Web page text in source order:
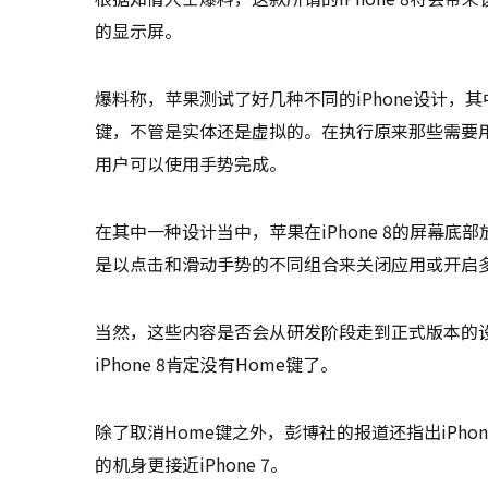
的显示屏。
爆料称，苹果测试了好几种不同的iPhone设计，
键，不管是实体还是虚拟的。在执行原来那些需
用户可以使用手势完成。
在其中一种设计当中，苹果在iPhone 8的屏幕底
是以点击和滑动手势的不同组合来关闭应用或开启
当然，这些内容是否会从研发阶段走到正式版本
iPhone 8肯定没有Home键了。
除了取消Home键之外，彭博社的报道还指出
的机身更接近iPhone 7。